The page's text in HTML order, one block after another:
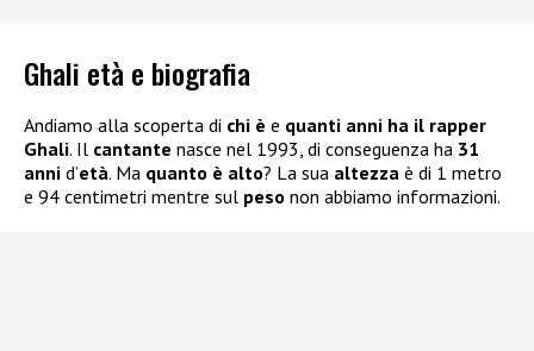
Ghali età e biografia
Andiamo alla scoperta di chi è e quanti anni ha il rapper
Ghali. Il cantante nasce nel 1993, di conseguenza ha 31
anni d’età. Ma quanto è alto? La sua altezza è di 1 metro
e 94 centimetri mentre sul peso non abbiamo informazioni.